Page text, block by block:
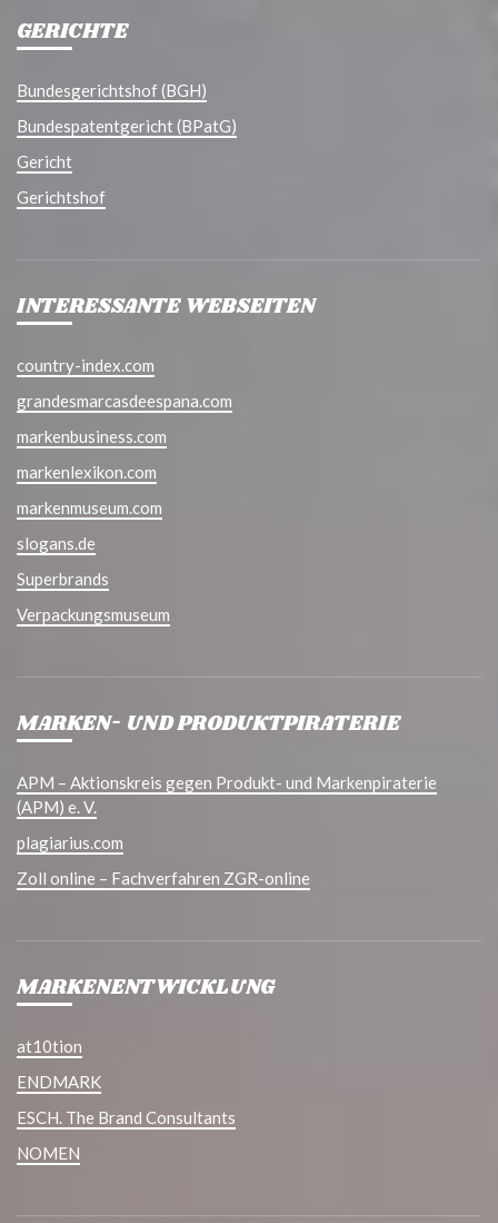
GERICHTE
Bundesgerichtshof (BGH)
Bundespatentgericht (BPatG)
Gericht
Gerichtshof
INTERESSANTE WEBSEITEN
country-index.com
grandesmarcasdeespana.com
markenbusiness.com
markenlexikon.com
markenmuseum.com
slogans.de
Superbrands
Verpackungsmuseum
MARKEN- UND PRODUKTPIRATERIE
APM – Aktionskreis gegen Produkt- und Markenpiraterie
(APM) e. V.
plagiarius.com
Zoll online – Fachverfahren ZGR-online
MARKENENTWICKLUNG
at10tion
ENDMARK
ESCH. The Brand Consultants
NOMEN